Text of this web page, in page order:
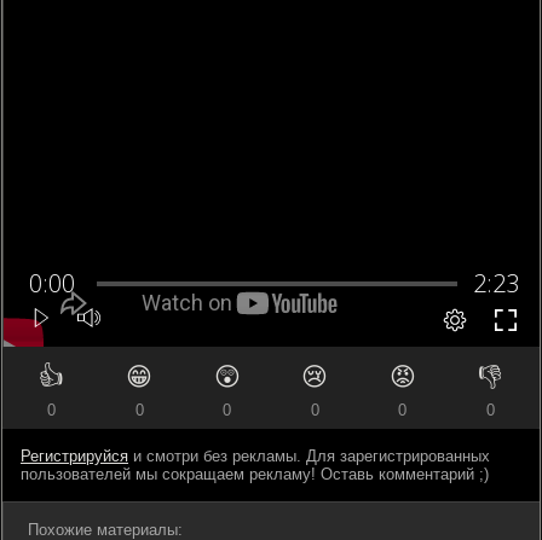
👍
0
😁
0
😲
0
😢
0
😡
0
👎
0
Регистрируйся и смотри без рекламы. Для зарегистрированных
пользователей мы сокращаем рекламу! Оставь комментарий ;)
Похожие материалы: